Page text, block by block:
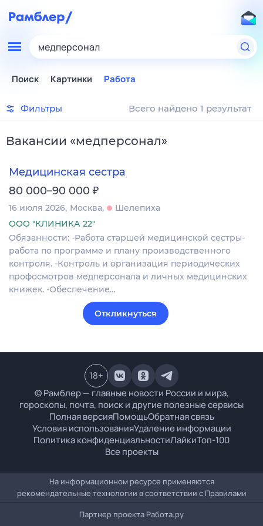
медперсонал
Поиск Картинки Работа
Фильтры Всего найдено 1 результат
Вакансии «медперсонал»
Медицинская сестра
80 000–90 000 ₽
16 июля 2026 Москва
Шелепиха
ООО "КЛИНИКА 22"
Обязанности: -Работа старшей медицинской сестры-
работа по программе и плану производственного
контроля. -Контроль и организация периодических
профосмотров медперсонала и личных медицинских
книжек. -Обеспечение…
Откликнуться
© Рамблер — главные новости России и мира,
гороскопы, почта, поиск и другие полезные сервисы
Полная версияПомощьОбратная связь
Условия использованияУдаление информации
Политика конфиденциальностиЛайкиТоп-100
Все проекты
18+
На информационном ресурсе применяются
рекомендательные технологии в соответствии с Правилами
Партнер проекта Работа.ру